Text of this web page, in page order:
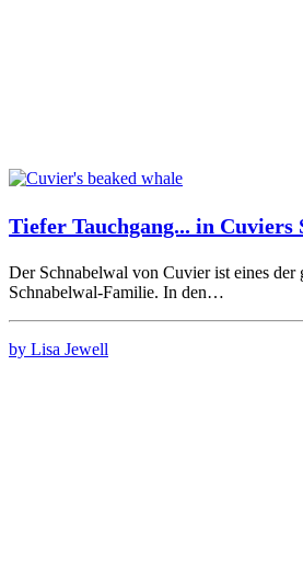
Tiefer Tauchgang... in Cuviers
Der Schnabelwal von Cuvier ist eines der
Schnabelwal-Familie. In den…
by Lisa Jewell